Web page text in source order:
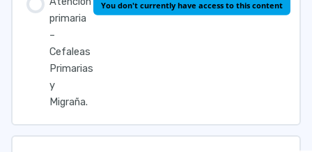
primaria
–
Cefaleas
Primarias
y
Migraña.
You don't currently have access to this content